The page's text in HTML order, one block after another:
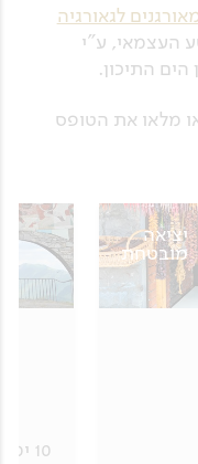
לגאורגיה
העצמאי, ע"י
הים התיכון.
נוסף התקשרו 03-5639000 או מלאו את הטופס
יציאה
מובטחת
10 ימים - סמינר מטייל בגאורגיה